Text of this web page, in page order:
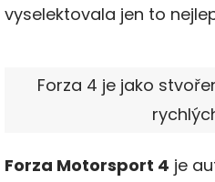
vyselektovala jen to
Forza 4 je jako
Forza Motorsport 4 je